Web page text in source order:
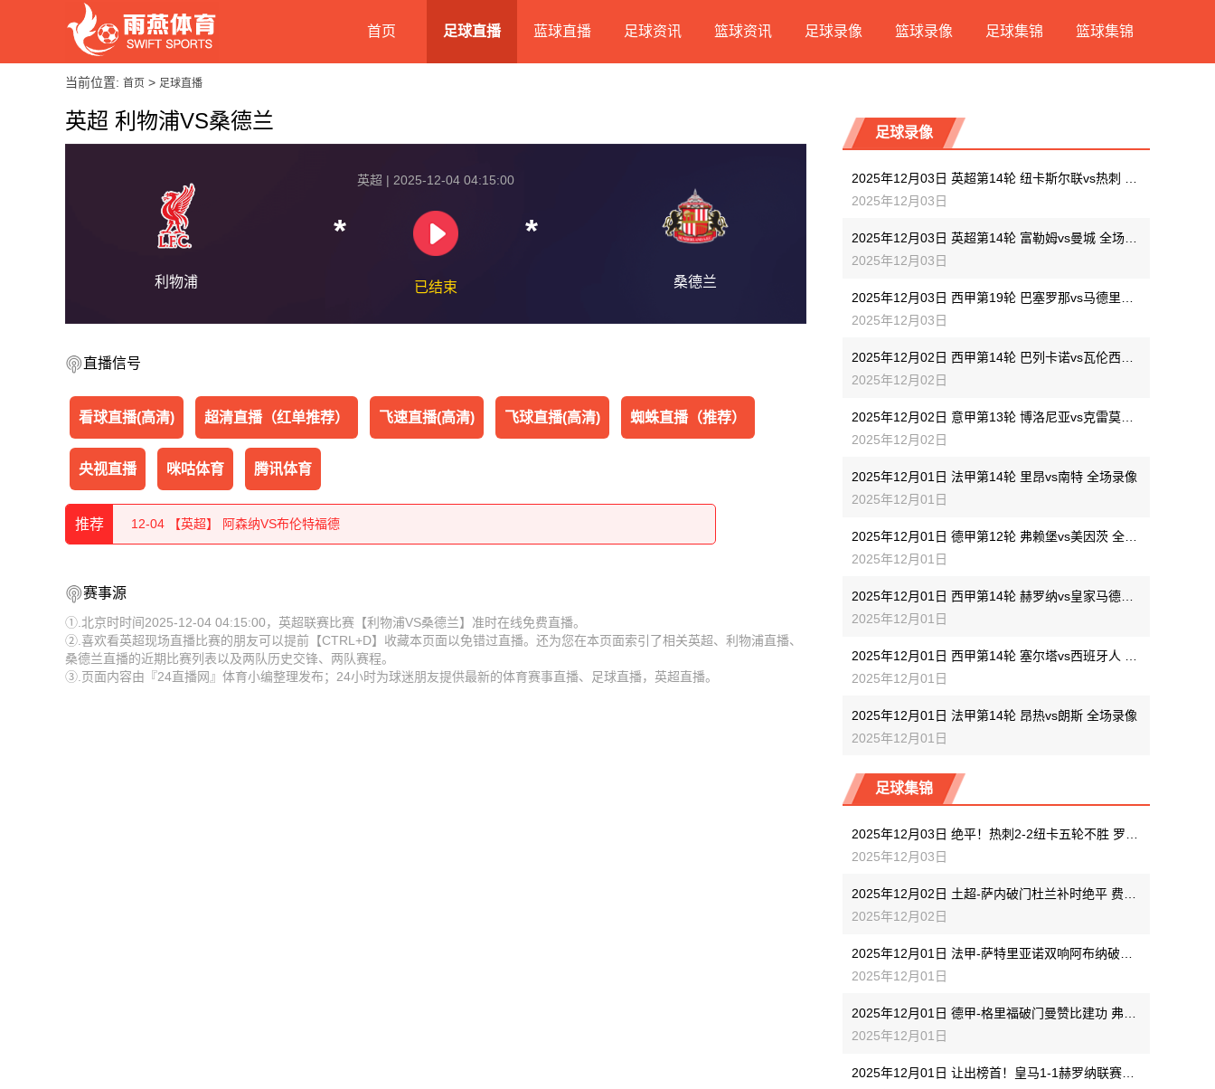
首页 足球直播 蓝球直播 足球资讯 篮球资讯 足球录像 篮球录像 足球集锦 篮球集锦
当前位置: 首页 > 足球直播
英超 利物浦VS桑德兰
利物浦
英超 | 2025-12-04 04:15:00
* *
已结束 桑德兰
直播信号
看球直播(高清) 超清直播（红单推荐） 飞速直播(高清) 飞球直播(高清) 蜘蛛直播（推荐）
央视直播 咪咕体育 腾讯体育
推荐
12-04 【西甲】 毕尔巴鄂竞技VS皇家马德里
12-04 【英超】 阿森纳VS布伦特福德
12-04 【英超】 狼队VS诺丁汉森林
12-04 【英超】 利兹联VS切尔西
12-04 【英超】 布莱顿VS阿斯顿维拉
12-04 【英超】 伯恩利VS水晶宫
赛事源
①.北京时时间2025-12-04 04:15:00，英超联赛比赛【利物浦VS桑德兰】准时在线免费直播。
②.喜欢看英超现场直播比赛的朋友可以提前【CTRL+D】收藏本页面以免错过直播。还为您在本页面索引了相关英超、利物浦直播、
桑德兰直播的近期比赛列表以及两队历史交锋、两队赛程。
③.页面内容由『24直播网』体育小编整理发布；24小时为球迷朋友提供最新的体育赛事直播、足球直播，英超直播。
足球录像
2025年12月03日
2025年12月03日
2025年12月03日
2025年12月02日
2025年12月02日
2025年12月01日 法甲第14轮 里昂vs南特 全场录像
2025年12月01日
2025年12月01日
2025年12月01日
2025年12月01日
2025年12月01日 法甲第14轮 昂热vs朗斯 全场录像
2025年12月01日
足球集锦
2025年12月03日
2025年12月02日
2025年12月01日
2025年12月01日